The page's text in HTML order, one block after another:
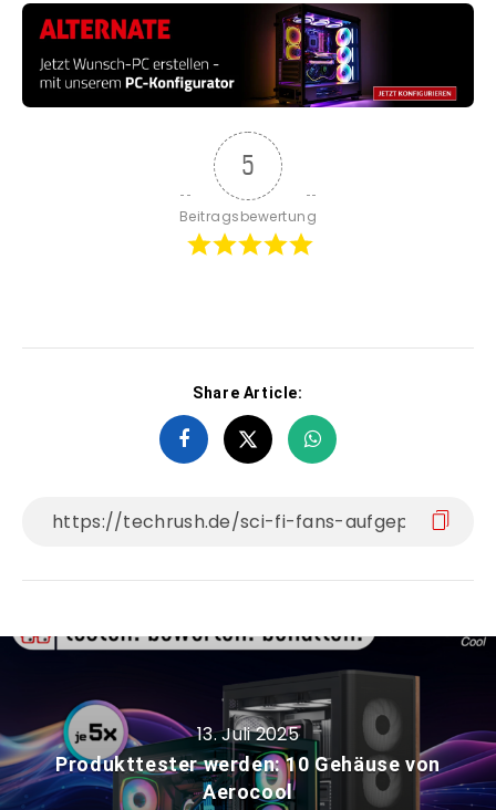
5
Beitragsbewertung
Share Article:
13. Juli 2025
Produkttester werden: 10 Gehäuse von
Aerocool